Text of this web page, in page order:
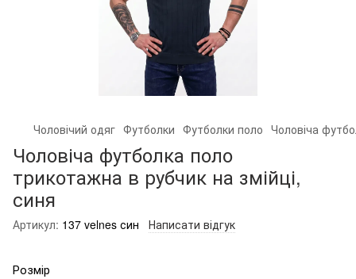
Чоловічий одяг Футболки Футболки поло Чоловіча
Чоловіча футболка поло
трикотажна в рубчик на змійці,
синя
Артикул: 137 velnes син Написати відгук
Розмір